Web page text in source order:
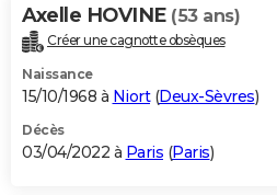
Axelle HOVINE (53 ans)
Créer une cagnotte obsèques
Naissance
15/10/1968 à Niort(Deux-Sèvres)
Décès
03/04/2022 à Paris (Paris)